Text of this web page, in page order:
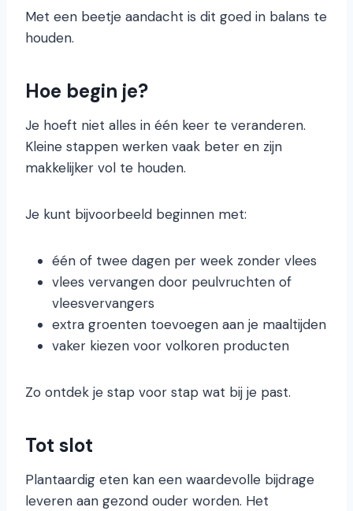
Met een beetje aandacht is dit goed in balans te
houden.
Hoe begin je?
Je hoeft niet alles in één keer te veranderen.
Kleine stappen werken vaak beter en zijn
makkelijker vol te houden.
Je kunt bijvoorbeeld beginnen met:
één of twee dagen per week zonder vlees
vlees vervangen door peulvruchten of
vleesvervangers
extra groenten toevoegen aan je maaltijden
vaker kiezen voor volkoren producten
Zo ontdek je stap voor stap wat bij je past.
Tot slot
Plantaardig eten kan een waardevolle bijdrage
leveren aan gezond ouder worden. Het